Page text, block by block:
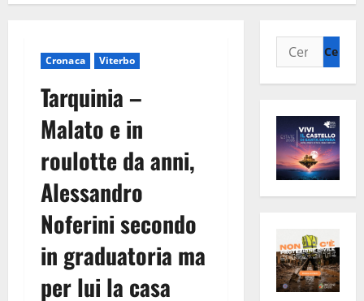
Cronaca Viterbo
Tarquinia –
Malato e in
roulotte da anni,
Alessandro
Noferini secondo
in graduatoria ma
per lui la casa
Ricerca
per: